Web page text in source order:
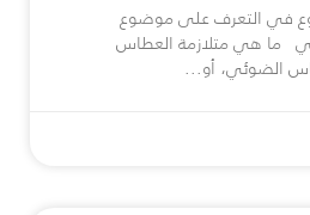
في التعرف على موضوع
ما هي متلازمة العطاس
الضوئي، أو